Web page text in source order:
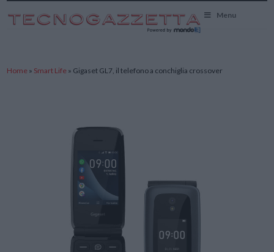
Menu
Home » Smart Life » Gigaset GL7, il telefono a conchiglia crossover